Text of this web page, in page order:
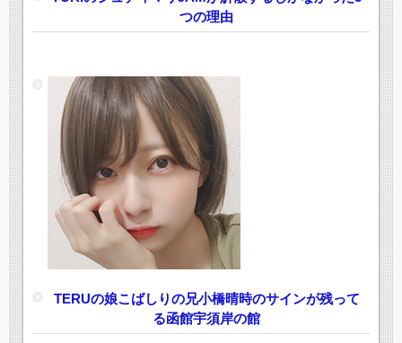
つの理由
TERUの娘こばしりの兄小橋晴時のサインが残って
る函館宇須岸の館